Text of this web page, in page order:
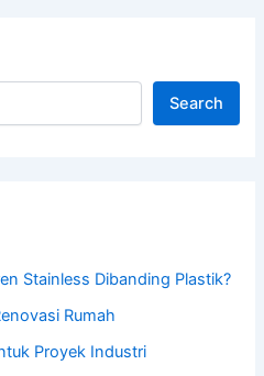
Search
Stainless Dibanding Plastik?
Rumah
Proyek Industri